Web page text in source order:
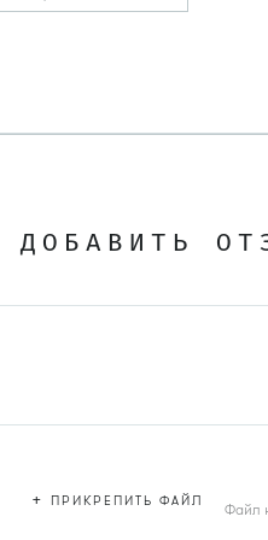
ДОБАВИТЬ
+ ПРИКРЕПИТЬ ФАЙЛ Файл